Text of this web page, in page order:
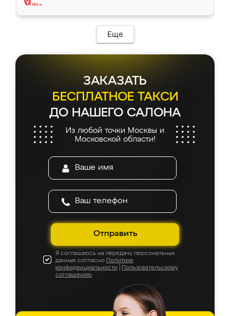
Еще
ЗАКАЗАТЬ
БЕСПЛАТНОЕ ТАКСИ
ДО НАШЕГО САЛОНА
Из любой точки Москвы и
Московской области!
Отправить
Я соглашаюсь на передачу персональных
данных согласно Политике
конфиденциальности
Пользовательскому
соглашению